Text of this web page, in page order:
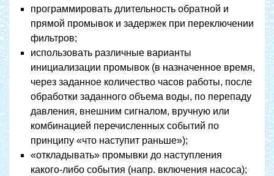
программировать длительность обратной и
прямой промывок и задержек при переключении
фильтров;
использовать различные варианты
инициализации промывок (в назначенное время,
через заданное количество часов работы, после
обработки заданного объема воды, по перепаду
давления, внешним сигналом, вручную или
комбинацией перечисленных событий по
принципу «что наступит раньше»);
«откладывать» промывки до наступления
какого-либо события (напр. включения насоса);